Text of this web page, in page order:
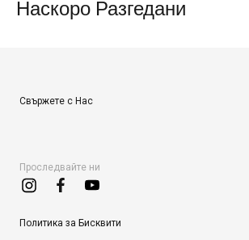
Наскоро Разгедани
Свържете с Нас
Проследвайте ни
Политика за Бисквити